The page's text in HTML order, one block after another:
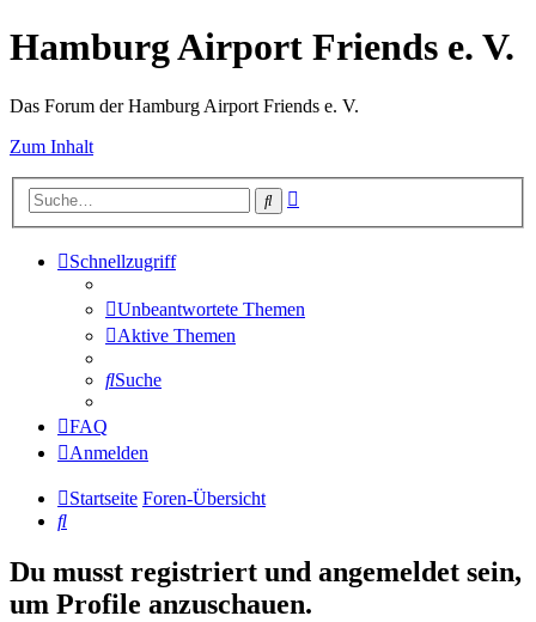
Hamburg Airport Friends e. V.
Das Forum der Hamburg Airport Friends e. V.
Zum Inhalt
Suche
Schnellzugriff
Unbeantwortete Themen
Aktive Themen
Suche
FAQ
Anmelden
Startseite Foren-Übersicht
Suche
Du musst registriert und angemeldet sein,
um Profile anzuschauen.